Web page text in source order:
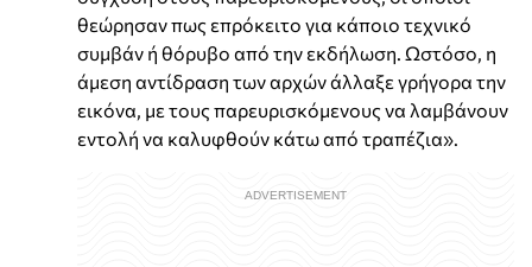
θεώρησαν πως επρόκειτο για κάποιο τεχνικό
συμβάν ή θόρυβο από την εκδήλωση. Ωστόσο, η
άμεση αντίδραση των αρχών άλλαξε γρήγορα την
εικόνα, με τους παρευρισκόμενους να λαμβάνουν
εντολή να καλυφθούν κάτω από τραπέζια».